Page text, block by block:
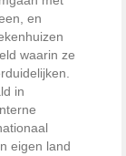
en
waarin ze
in
eigen land